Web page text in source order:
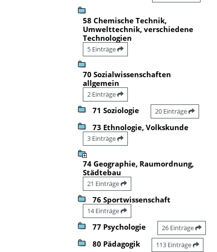
58 Chemische Technik,
Umwelttechnik, verschiedene
Technologien
5 Einträge
70 Sozialwissenschaften
allgemein
2 Einträge
71 Soziologie 20 Einträge
73 Ethnologie, Volkskunde
3 Einträge
74 Geographie, Raumordnung,
Städtebau
21 Einträge
76 Sportwissenschaft
14 Einträge
77 Psychologie 26 Einträge
80 Pädagogik 113 Einträge